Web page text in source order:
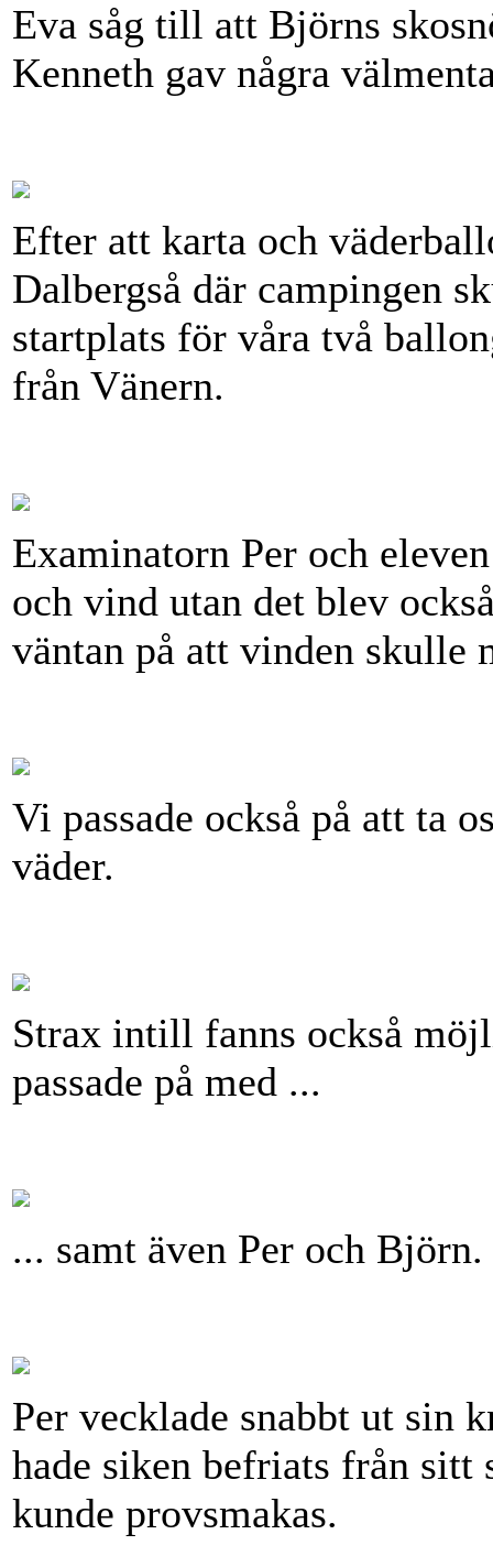
Eva såg till att Björns
Kenneth gav några
Efter att karta och
Dalbergså där campingen
startplats för våra två
från Vänern.
Examinatorn Per och
och vind utan det blev
väntan på att vinden skulle
Vi passade också på att ta
väder.
Strax intill fanns också
passade på med ...
... samt även Per och Björn.
Per vecklade snabbt ut sin
hade siken befriats från
kunde provsmakas.